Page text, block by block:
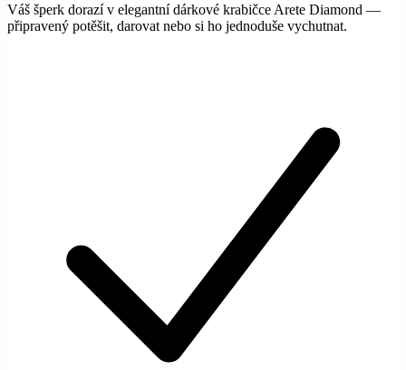
Váš šperk dorazí v elegantní dárkové krabičce Arete Diamond —
připravený potěšit, darovat nebo si ho jednoduše vychutnat.